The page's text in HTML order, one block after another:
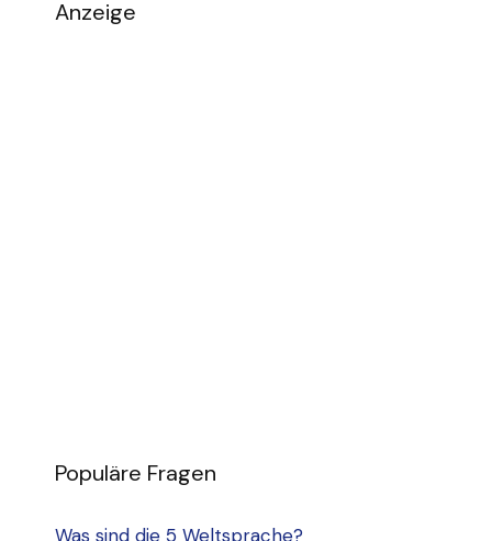
Anzeige
Populäre Fragen
Was sind die 5 Weltsprache?